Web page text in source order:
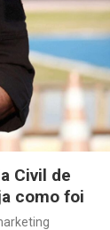
Civil de
como foi